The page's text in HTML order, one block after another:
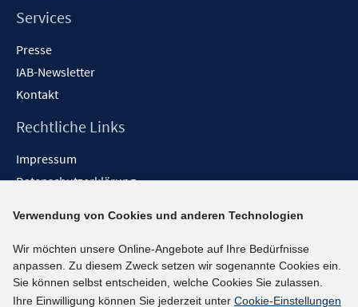
Services
Presse
IAB-Newsletter
Kontakt
Rechtliche Links
Impressum
Datenschutzerklärung
Barrieren melden
Social-Media-Kanäle
BlueSky
Verwendung von Cookies und anderen Technologien
Wir möchten unsere Online-Angebote auf Ihre Bedürfnisse
anpassen. Zu diesem Zweck setzen wir sogenannte Cookies ein.
Sie können selbst entscheiden, welche Cookies Sie zulassen.
Ihre Einwilligung können Sie jederzeit unter Cookie-Einstellungen